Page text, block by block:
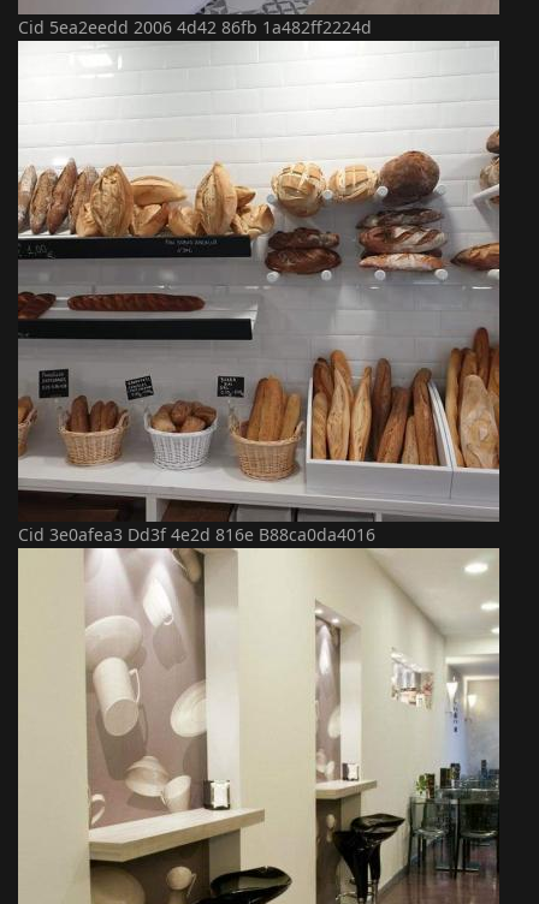
Cid 5ea2eedd 2006 4d42 86fb 1a482ff2224d
Cid 3e0afea3 Dd3f 4e2d 816e B88ca0da4016